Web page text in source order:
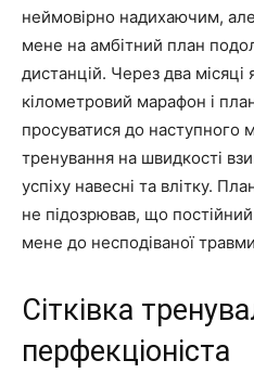
неймовірно надихаючим,
мене на амбітний план
дистанцій. Через два місяці
кілометровий марафон і
просуватися до
тренування на швидкості
успіху навесні та влітку.
не підозрював, що
мене до несподіваної
Сітківка
перфекціоніста